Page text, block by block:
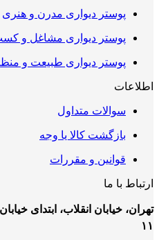
پوستر دیواری مدرن و هنری
پوستر دیواری مشاغل و
پوستر دیواری طبیعت و
اطلاعات
سوالات متداول
بازگشت کالا یا وجه
قوانین و مقررات
ارتباط با ما
تهران، خیابان انقلاب، ابتدای
۱۱